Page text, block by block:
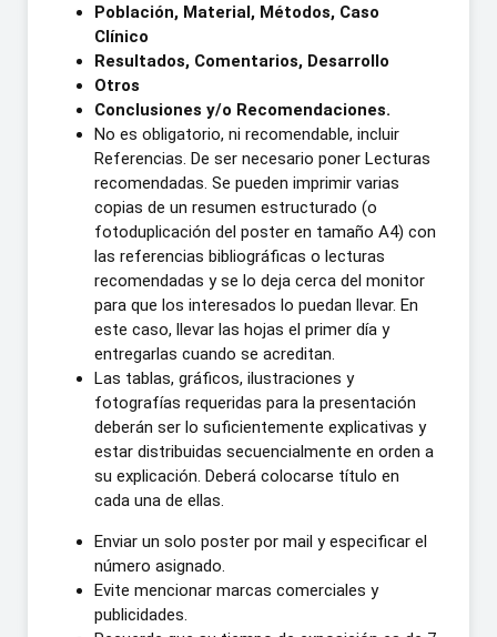
Población, Material, Métodos, Caso
Clínico
Resultados, Comentarios, Desarrollo
Otros
Conclusiones y/o Recomendaciones.
No es obligatorio, ni recomendable, incluir
Referencias. De ser necesario poner Lecturas
recomendadas. Se pueden imprimir varias
copias de un resumen estructurado (o
fotoduplicación del poster en tamaño A4) con
las referencias bibliográficas o lecturas
recomendadas y se lo deja cerca del monitor
para que los interesados lo puedan llevar. En
este caso, llevar las hojas el primer día y
entregarlas cuando se acreditan.
Las tablas, gráficos, ilustraciones y
fotografías requeridas para la presentación
deberán ser lo suficientemente explicativas y
estar distribuidas secuencialmente en orden a
su explicación. Deberá colocarse título en
cada una de ellas.
Enviar un solo poster por mail y especificar el
número asignado.
Evite mencionar marcas comerciales y
publicidades.